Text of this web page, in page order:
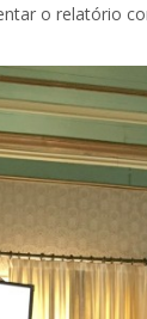
o relatório